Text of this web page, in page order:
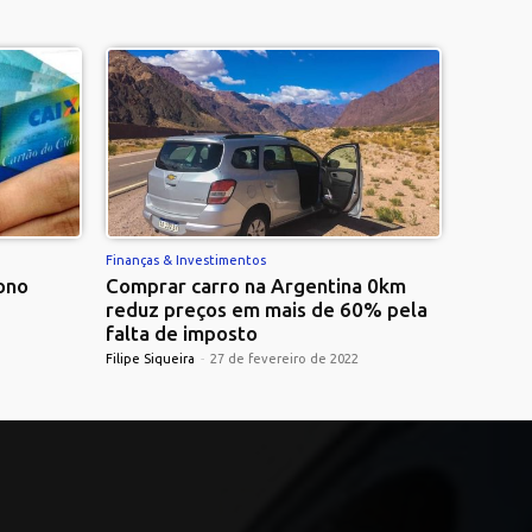
Finanças & Investimentos
Comprar carro na Argentina 0km
reduz preços em mais de 60% pela
falta de imposto
Filipe Siqueira - 27 de fevereiro de 2022